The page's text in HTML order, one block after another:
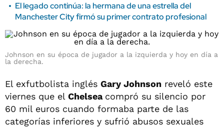
El legado continúa: la hermana de una estrella del
Manchester City firmó su primer contrato profesional
Johnson en su época de jugador a la izquierda y hoy en día a
la derecha.
El exfutbolista inglés Gary Johnson reveló este
viernes que el Chelsea compró su silencio por
60 mil euros cuando formaba parte de las
categorías inferiores y sufrió abusos sexuales